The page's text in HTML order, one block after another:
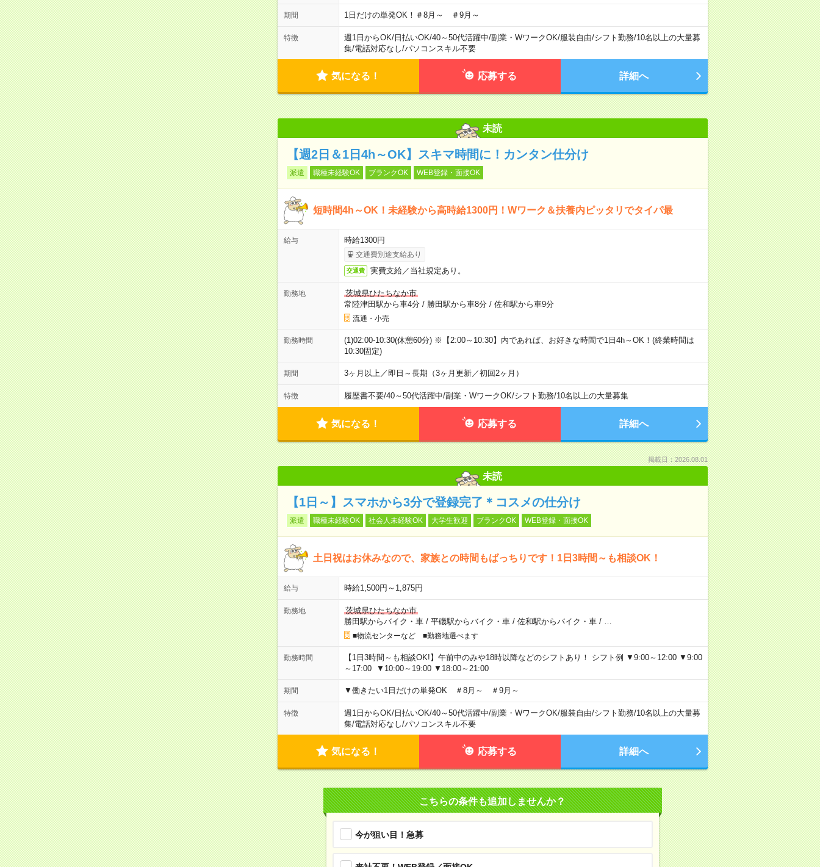
期間 1日だけの単発OK！＃8月～ ＃9月～
特徴 週1日からOK/日払いOK/40～50代活躍中/副業・WワークOK/服装自由/シフト勤務/10名以上の大量募
集/電話対応なし/パソコンスキル不要
気になる！ 応募する 詳細へ
未読
【週2日＆1日4h～OK】スキマ時間に！カンタン仕分け
派遣 職種未経験OK ブランクOK WEB登録・面接OK
短時間4h～OK！未経験から高時給1300円！Wワーク＆扶養内ピッタリでタイパ最
給与 時給1300円
交通費別途支給あり
交通費 実費支給／当社規定あり。
勤務地
茨城県ひたちなか市
常陸津田駅から車4分/ 勝田駅から車8分/ 佐和駅から車9分
流通・小売
勤務時間
(1)02:00-10:30(休憩60分) ※【2:00～10:30】内であれば、お好きな時間で1日4h～OK！(終業時間は
10:30固定)
期間 3ヶ月以上／即日～長期（3ヶ月更新／初回2ヶ月）
特徴 履歴書不要/40～50代活躍中/副業・WワークOK/シフト勤務/10名以上の大量募集
気になる！ 応募する 詳細へ
掲載日：2026.08.01
未読
【1日～】スマホから3分で登録完了＊コスメの仕分け
派遣 職種未経験OK 社会人未経験OK 大学生歓迎 ブランクOK WEB登録・面接OK
土日祝はお休みなので、家族との時間もばっちりです！1日3時間～も相談OK！
給与 時給1,500円～1,875円
勤務地
茨城県ひたちなか市
勝田駅からバイク・車/ 平磯駅からバイク・車/ 佐和駅からバイク・車/
■物流センターなど ■勤務地選べます
勤務時間
【1日3時間～も相談OK!】午前中のみや18時以降などのシフトあり！ シフト例 ▼9:00～12:00 ▼9:00
～17:00 ▼10:00～19:00 ▼18:00～21:00
期間 ▼働きたい1日だけの単発OK ＃8月～ ＃9月～
特徴 週1日からOK/日払いOK/40～50代活躍中/副業・WワークOK/服装自由/シフト勤務/10名以上の大量募
集/電話対応なし/パソコンスキル不要
気になる！ 応募する 詳細へ
こちらの条件も追加しませんか？
今が狙い目！急募